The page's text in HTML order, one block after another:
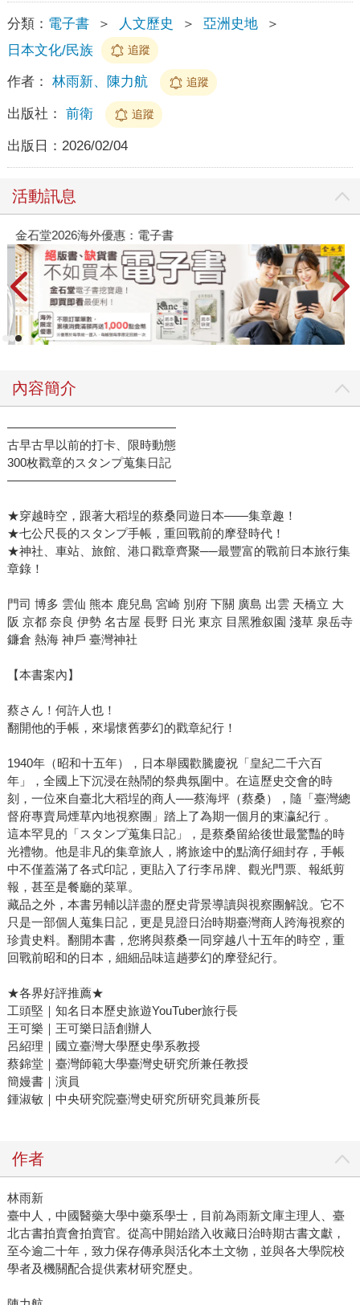
分類： 電子書 ＞ 人文歷史 ＞ 亞洲史地
＞
日本文化/民族
追蹤
作者： 林雨新、陳力航 追蹤
出版社： 前衛 追蹤
出版日： 2026/02/04
活動訊息
金石堂2026海外優惠：電子書
內容簡介
——————————————
古早古早以前的打卡、限時動態
300枚戳章的スタンプ蒐集日記
——————————————
★穿越時空，跟著大稻埕的蔡桑同遊日本——集章趣！
★七公尺長的スタンプ手帳，重回戰前的摩登時代！
★神社、車站、旅館、港口戳章齊聚──最豐富的戰前日本旅行集
章錄！
門司 博多 雲仙 熊本 鹿兒島 宮崎 別府 下關 廣島 出雲 天橋立 大
阪 京都 奈良 伊勢 名古屋 長野 日光 東京 目黑雅叙園 淺草 泉岳寺
鐮倉 熱海 神戶 臺灣神社
【本書案內】
蔡さん！何許人也！
翻開他的手帳，來場懷舊夢幻的戳章紀行！
1940年（昭和十五年），日本舉國歡騰慶祝「皇紀二千六百
年」，全國上下沉浸在熱鬧的祭典氛圍中。在這歷史交會的時
刻，一位來自臺北大稻埕的商人──蔡海坪（蔡桑），隨「臺灣總
督府專賣局煙草內地視察團」踏上了為期一個月的東瀛紀行 。
這本罕見的「スタンプ蒐集日記」，是蔡桑留給後世最驚豔的時
光禮物。他是非凡的集章旅人，將旅途中的點滴仔細封存，手帳
中不僅蓋滿了各式印記，更貼入了行李吊牌、觀光門票、報紙剪
報，甚至是餐廳的菜單。
藏品之外，本書另輔以詳盡的歷史背景導讀與視察團解說。它不
只是一部個人蒐集日記，更是見證日治時期臺灣商人跨海視察的
珍貴史料。翻開本書，您將與蔡桑一同穿越八十五年的時空，重
回戰前昭和的日本，細細品味這趟夢幻的摩登紀行。
★各界好評推薦★
工頭堅｜知名日本歷史旅遊YouTuber旅行長
王可樂｜王可樂日語創辦人
呂紹理｜國立臺灣大學歷史學系教授
蔡錦堂｜臺灣師範大學臺灣史研究所兼任教授
簡嫚書｜演員
鍾淑敏｜中央研究院臺灣史研究所研究員兼所長
作者
林雨新
臺中人，中國醫藥大學中藥系學士，目前為雨新文庫主理人、臺
北古書拍賣會拍賣官。從高中開始踏入收藏日治時期古書文獻，
至今逾二十年，致力保存傳承與活化本土文物，並與各大學院校
學者及機關配合提供素材研究歷史。